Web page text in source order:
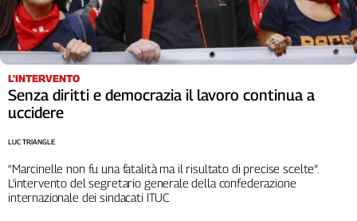
L'INTERVENTO
Senza diritti e democrazia il lavoro continua a
uccidere
“Marcinelle non fu una fatalità ma il risultato di precise scelte”.
L’intervento del segretario generale della confederazione
internazionale dei sindacati ITUC
LUC TRIANGLE